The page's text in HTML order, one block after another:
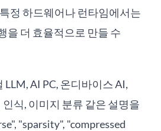
정 하드웨어나 런타임에서는
을 더 효율적으로 만들 수
AI PC, 온디바이스 AI,
식, 이미지 분류 같은 설명을
"sparsity", "compressed